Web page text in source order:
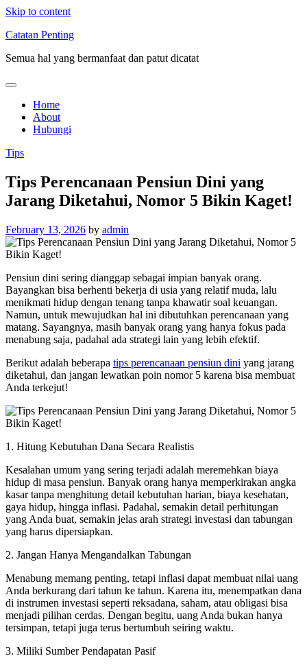
Skip to content
Catatan Penting
Semua hal yang bermanfaat dan patut dicatat
Home
About
Hubungi
Tips
Tips Perencanaan Pensiun Dini yang
Jarang Diketahui, Nomor 5 Bikin Kaget!
February 13, 2026 by admin
Pensiun dini sering dianggap sebagai impian banyak orang.
Bayangkan bisa berhenti bekerja di usia yang relatif muda, lalu
menikmati hidup dengan tenang tanpa khawatir soal keuangan.
Namun, untuk mewujudkan hal ini dibutuhkan perencanaan yang
matang. Sayangnya, masih banyak orang yang hanya fokus pada
menabung saja, padahal ada strategi lain yang lebih efektif.
Berikut adalah beberapa tips perencanaan pensiun dini yang jarang
diketahui, dan jangan lewatkan poin nomor 5 karena bisa membuat
Anda terkejut!
1. Hitung Kebutuhan Dana Secara Realistis
Kesalahan umum yang sering terjadi adalah meremehkan biaya
hidup di masa pensiun. Banyak orang hanya memperkirakan angka
kasar tanpa menghitung detail kebutuhan harian, biaya kesehatan,
gaya hidup, hingga inflasi. Padahal, semakin detail perhitungan
yang Anda buat, semakin jelas arah strategi investasi dan tabungan
yang harus dipersiapkan.
2. Jangan Hanya Mengandalkan Tabungan
Menabung memang penting, tetapi inflasi dapat membuat nilai uang
Anda berkurang dari tahun ke tahun. Karena itu, menempatkan dana
di instrumen investasi seperti reksadana, saham, atau obligasi bisa
menjadi pilihan cerdas. Dengan begitu, uang Anda bukan hanya
tersimpan, tetapi juga terus bertumbuh seiring waktu.
3. Miliki Sumber Pendapatan Pasif